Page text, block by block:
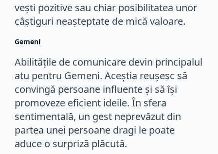
vești pozitive sau chiar posibilitatea unor
câștiguri neașteptate de mică valoare.
Gemeni
Abilitățile de comunicare devin principalul
atu pentru Gemeni. Aceștia reușesc să
convingă persoane influente și să își
promoveze eficient ideile. În sfera
sentimentală, un gest neprevăzut din
partea unei persoane dragi le poate
aduce o surpriză plăcută.